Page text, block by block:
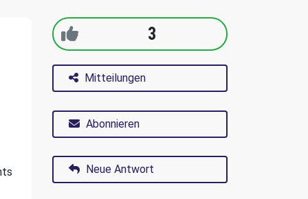
3
Mitteilungen
Abonnieren
Neue Antwort